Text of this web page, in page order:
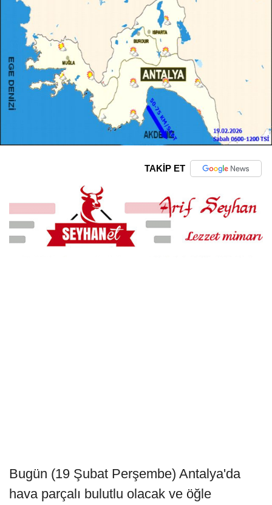
TAKİP ET
Bugün (19 Şubat Perşembe) Antalya'da
hava parçalı bulutlu olacak ve öğle